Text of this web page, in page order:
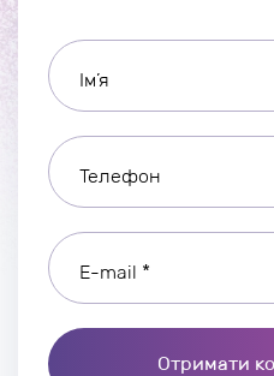
Ім’я
Телефон
E-mail *
Отримати